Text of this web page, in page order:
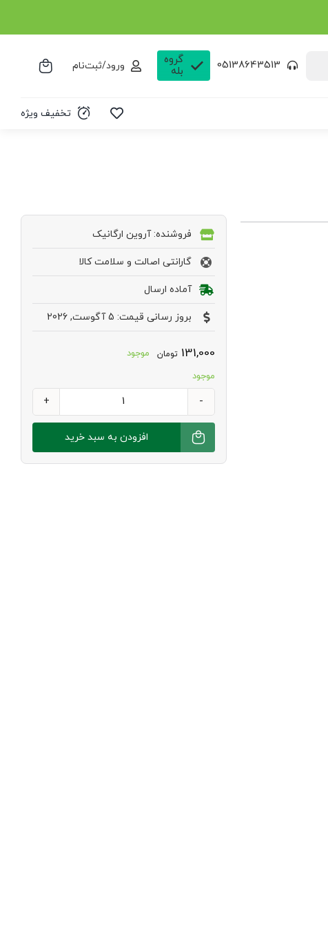
05138643513
گروه
بله
ورود/ثبت‌نام
تخفیف ویژه
فروشنده: آروین ارگانیک
گارانتی اصالت و سلامت کالا
آماده ارسال
بروز رسانی قیمت: 5 آگوست, 2026
131,000 تومان
موجود
موجود
توت
فرنگی
افزودن به سبد خرید